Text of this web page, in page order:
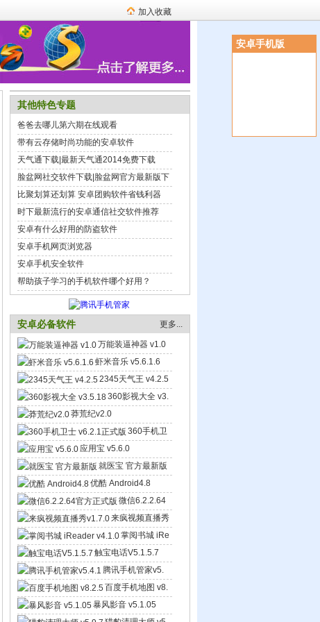
加入收藏
其他特色专题
爸爸去哪儿第六期在线观看
带有云存储时尚功能的安卓软件
天气通下载|最新天气通2014免费下载
脸盆网社交软件下载|脸盆网官方最新版下
载
比聚划算还划算 安卓团购软件省钱利器
时下最新流行的安卓通信社交软件推荐
安卓有什么好用的防盗软件
安卓手机网页浏览器
安卓手机安全软件
帮助孩子学习的手机软件哪个好用？
安卓必备软件 更多...
万能装逼神器 v1.0
虾米音乐 v5.6.1.6
2345天气王 v4.2.5
360影视大全 v3.
5.18
莽荒纪v2.0
360手机卫
士 v6.2.1正式版 应用宝 v5.6.0
就医宝 官方最新版
优酷 Android4.8
微信6.2.2.64
官方正式版
来疯视频直播秀
v1.7.0
掌阅书城 iRe
ader v4.1.0
触宝电话V5.1.5.7
腾讯手机管家v5.
4.1
百度手机地图 v8.
2.5
暴风影音 v5.1.05
安卓手机版